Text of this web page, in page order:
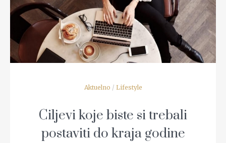
Aktuelno / Lifestyle
Ciljevi koje biste si trebali
postaviti do kraja godine